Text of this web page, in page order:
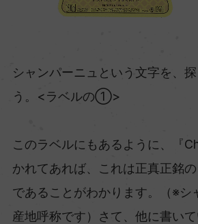
シャンパーニュという文字を、
う。<ラベルの①>
このラベルにもあるように、『
かれてあれば、これは正真正銘
であることがわかります。（※シ
産地呼称です）さて、他に書い